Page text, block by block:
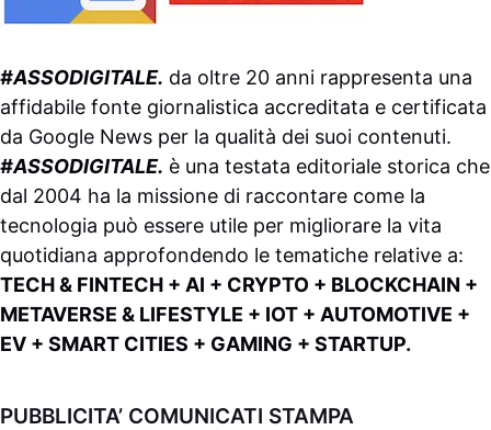
#ASSODIGITALE. da oltre 20 anni rappresenta una
affidabile fonte giornalistica accreditata e certificata
da Google News per la qualità dei suoi contenuti.
#ASSODIGITALE. è una testata editoriale storica che
dal 2004 ha la missione di raccontare come la
tecnologia può essere utile per migliorare la vita
quotidiana approfondendo le tematiche relative a:
TECH & FINTECH + AI + CRYPTO + BLOCKCHAIN +
METAVERSE & LIFESTYLE + IOT + AUTOMOTIVE +
EV + SMART CITIES + GAMING + STARTUP.
PUBBLICITA’ COMUNICATI STAMPA